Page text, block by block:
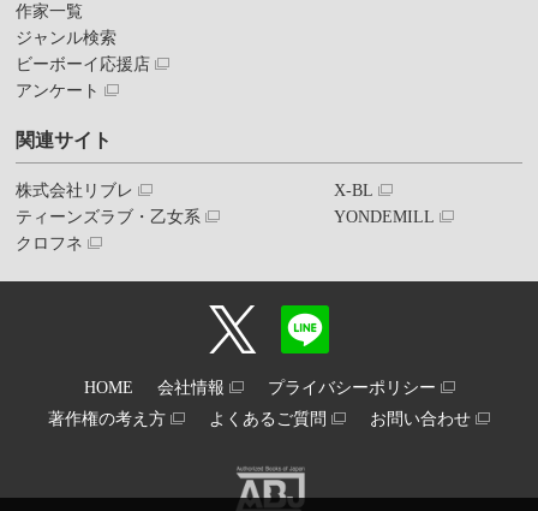
作家一覧
ジャンル検索
ビーボーイ応援店
アンケート
関連サイト
株式会社リブレ
ティーンズラブ・乙女系
クロフネ
X-BL
YONDEMILL
HOME 会社情報
プライバシーポリシー
著作権の考え方
よくあるご質問 お問い合わせ